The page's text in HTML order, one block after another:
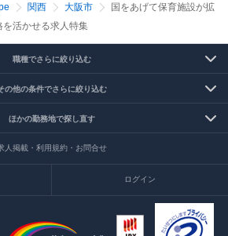
関西 大阪市
国をあげて保育施設が拡
を活かせる求人特集
職種でさらに絞り込む
の他の条件でさらに絞り込む
ほかの勤務地で探し直す
人掲載・利用規約・お問合せ
ログイン